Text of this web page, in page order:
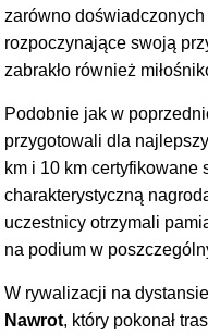
zarówno
rozpoczynające swoją
zabrakło również
Podobnie jak w
przygotowali dla
km i 10 km certyfikowane
charakterystyczną
uczestnicy otrzymali
na podium w
W rywalizacji na dystansie
Nawrot, który pokonał